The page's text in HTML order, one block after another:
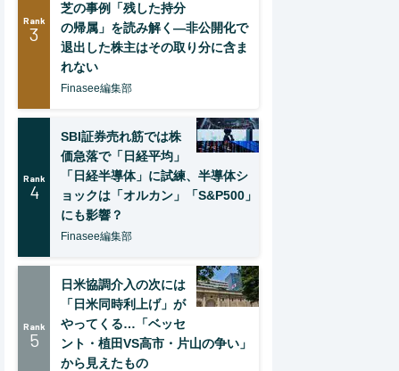
Rank
3
芝の事例「残した持分
の帰属」を読み解く—非公開化で
退出した株主はその取り分に含ま
れない
Finasee編集部
Rank
4
SBI証券売れ筋では株
価急落で「日経平均」
「日経半導体」に試練、半導体シ
ョックは「オルカン」「S&P500」
にも影響？
Finasee編集部
Rank
5
日米協調介入の次には
「日米同時利上げ」が
やってくる…「ベッセ
ント・植田VS高市・片山の争い」
から見えたもの